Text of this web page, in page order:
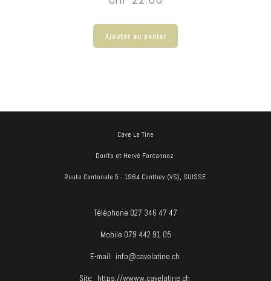
Ajouter au panier
Cave La Tine
Dorita et Hervé Fontannaz
Route Cantonale 5 - 1964 Conthey (VS), SUISSE
Téléphone 027 346 47 47
Mobile 079 442 91 05
E-mail: info@cavelatine.ch
Site: https://wwww.cavelatine.ch